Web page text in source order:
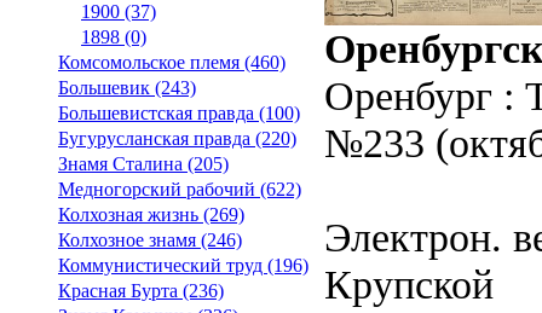
1900 (37)
1898 (0)
Комсомольское племя (460)
Большевик (243)
Большевистская правда (100)
Бугурусланская правда (220)
Знамя Сталина (205)
Медногорский рабочий (622)
Колхозная жизнь (269)
Колхозное знамя (246)
Коммунистический труд (196)
Красная Бурта (236)
Оренбург :
№233
Электрон.
Крупской